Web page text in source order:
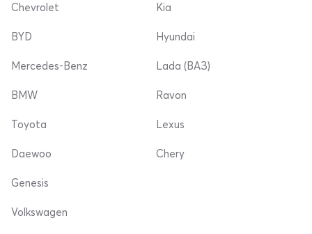
Chevrolet
BYD
Mercedes-Benz
Kia
Hyundai
Lada (ВАЗ)
BMW
Toyota
Daewoo
Ravon
Lexus
Chery
Genesis
Volkswagen